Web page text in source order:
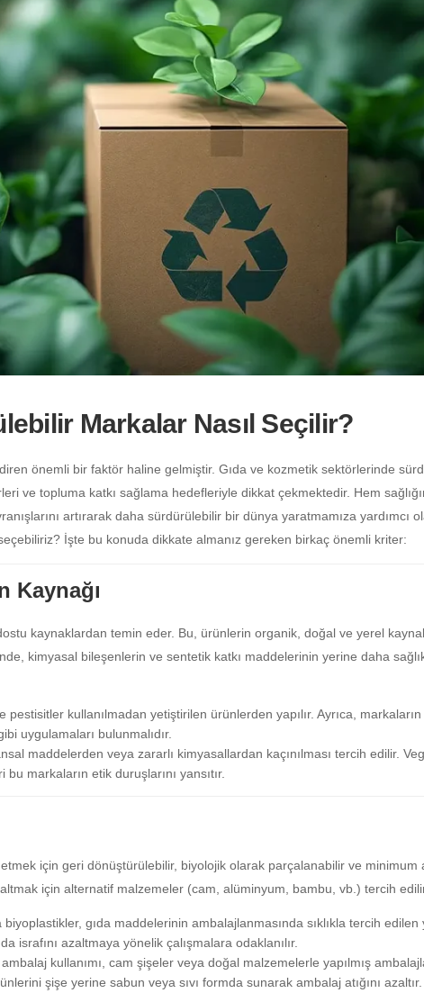
Markalar Nasıl Seçilir?
önemli bir faktör haline gelmiştir. Gıda ve kozmetik sektörlerinde
ve topluma katkı sağlama hedefleriyle dikkat çekmektedir. Hem
artırarak daha sürdürülebilir bir dünya yaratmamıza yardımcı
İşte bu konuda dikkate almanız gereken birkaç önemli kriter:
Kaynağı
kaynaklardan temin eder. Bu, ürünlerin organik, doğal ve yerel
kimyasal bileşenlerin ve sentetik katkı maddelerinin yerine daha
kullanılmadan yetiştirilen ürünlerden yapılır. Ayrıca, markaların
uygulamaları bulunmalıdır.
maddelerden veya zararlı kimyasallardan kaçınılması tercih edilir.
markaların etik duruşlarını yansıtır.
için geri dönüştürülebilir, biyolojik olarak parçalanabilir ve minimum
için alternatif malzemeler (cam, alüminyum, bambu, vb.) tercih
gıda maddelerinin ambalajlanmasında sıklıkla tercih edilen
israfını azaltmaya yönelik çalışmalara odaklanılır.
kullanımı, cam şişeler veya doğal malzemelerle yapılmış
şişe yerine sabun veya sıvı formda sunarak ambalaj atığını azaltır.